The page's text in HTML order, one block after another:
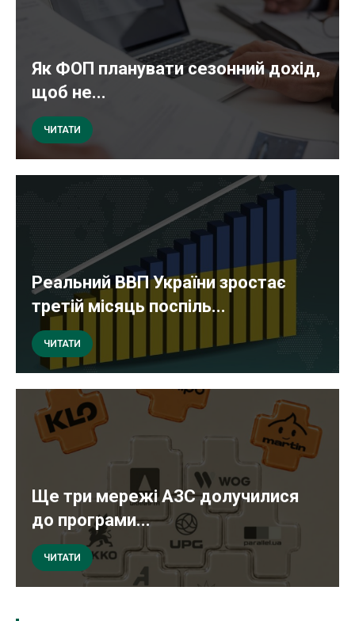
Як ФОП планувати сезонний дохід,
щоб не...
ЧИТАТИ
Реальний ВВП України зростає
третій місяць поспіль...
ЧИТАТИ
Ще три мережі АЗС долучилися
до програми...
ЧИТАТИ